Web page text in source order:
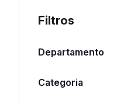
Filtros
Departamento
Categoria